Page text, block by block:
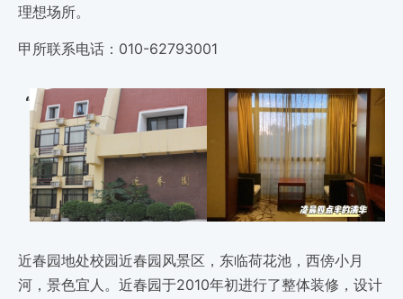
理想场所。
甲所联系电话：010-62793001
近春园地处校园近春园风景区，东临荷花池，西傍小月
河，景色宜人。近春园于2010年初进行了整体装修，设计